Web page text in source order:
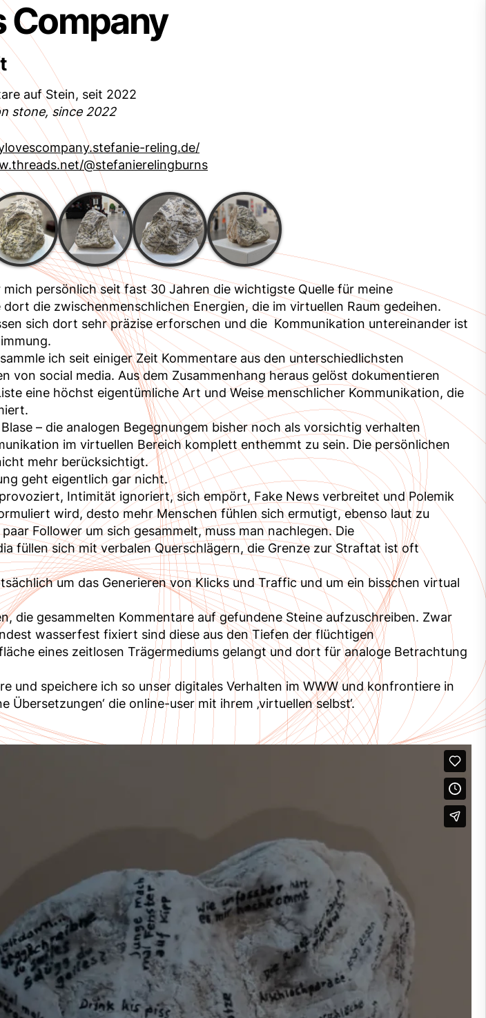
Company
auf Stein, seit 2022
stone, since 2022
reling.de/
@stefanierelingburns
persönlich seit fast 30 Jahren die wichtigste Quelle für meine
die zwischenmenschlichen Energien, die im virtuellen Raum gedeihen.
sich dort sehr präzise erforschen und die Kommunikation untereinander ist
ich seit einiger Zeit Kommentare aus den unterschiedlichsten
von social media. Aus dem Zusammenhang heraus gelöst dokumentieren
eine höchst eigentümliche Art und Weise menschlicher Kommunikation, die
– die analogen Begegnungem bisher noch als vorsichtig verhalten
im virtuellen Bereich komplett enthemmt zu sein. Die persönlichen
mehr berücksichtigt.
geht eigentlich gar nicht.
Intimität ignoriert, sich empört, Fake News verbreitet und Polemik
wird, desto mehr Menschen fühlen sich ermutigt, ebenso laut zu
Follower um sich gesammelt, muss man nachlegen. Die
füllen sich mit verbalen Querschlägern, die Grenze zur Straftat ist oft
um das Generieren von Klicks und Traffic und um ein bisschen virtual
die gesammelten Kommentare auf gefundene Steine aufzuschreiben. Zwar
wasserfest fixiert sind diese aus den Tiefen der flüchtigen
eines zeitlosen Trägermediums gelangt und dort für analoge Betrachtung
und speichere ich so unser digitales Verhalten im WWW und konfrontiere in
Übersetzungen‘ die online-user mit ihrem ‚virtuellen selbst‘.